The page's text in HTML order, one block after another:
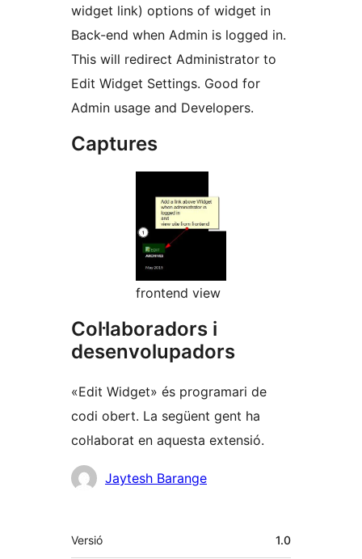
widget link) options of widget in
Back-end when Admin is logged in.
This will redirect Administrator to
Edit Widget Settings. Good for
Admin usage and Developers.
Captures
frontend view
Col·laboradors i
desenvolupadors
«Edit Widget» és programari de
codi obert. La següent gent ha
col·laborat en aquesta extensió.
Col·laboradors
Jaytesh Barange
Meta
Versió 1.0